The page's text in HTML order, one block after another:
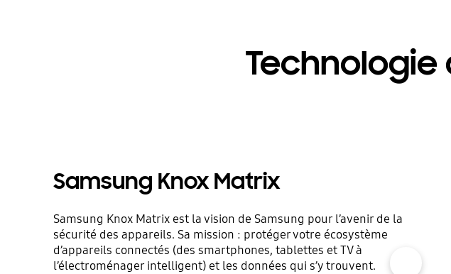
Technologie
Samsung Knox Matrix
Samsung Knox Matrix est la vision de Samsung pour l’avenir de la
sécurité des appareils. Sa mission : protéger votre écosystème
d’appareils connectés (des smartphones, tablettes et TV à
l’électroménager intelligent) et les données qui s’y trouvent.